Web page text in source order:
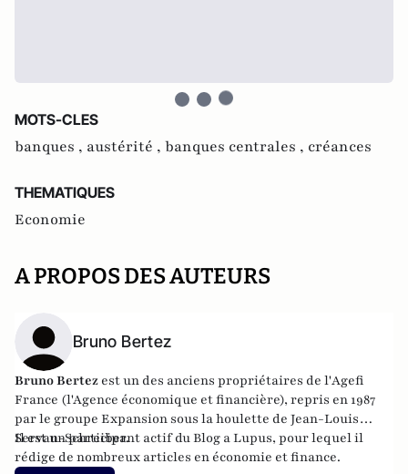
MOTS-CLES
banques , austérité , banques centrales , créances
THEMATIQUES
Economie
A PROPOS DES AUTEURS
Bruno Bertez
Bruno Bertez est un des anciens propriétaires de l'Agefi
France (l'Agence économique et financière), repris en 1987
par le groupe Expansion sous la houlette de Jean-Louis
Servan-Schreiber.
Il est un participant actif duBlog a Lupus, pour lequel il
rédige de nombreux articles en économie et finance.